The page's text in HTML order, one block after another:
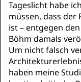
Tageslicht habe
müssen, dass
ist – entgegen
Böhm damals
Um nicht falsch
haben meine